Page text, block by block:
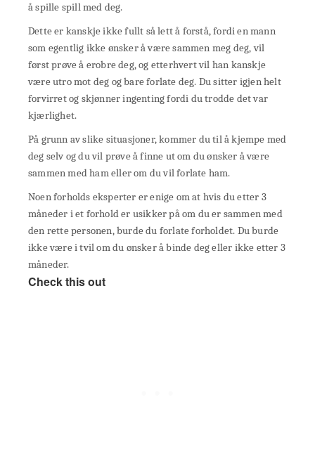
å spille spill med deg.
Dette er kanskje ikke fullt så lett å forstå, fordi en mann
som egentlig ikke ønsker å være sammen meg deg, vil
først prøve å erobre deg, og etterhvert vil han kanskje
være utro mot deg og bare forlate deg. Du sitter igjen helt
forvirret og skjønner ingenting fordi du trodde det var
kjærlighet.
På grunn av slike situasjoner, kommer du til å kjempe med
deg selv og du vil prøve å finne ut om du ønsker å være
sammen med ham eller om du vil forlate ham.
Noen forholds eksperter er enige om at hvis du etter 3
måneder i et forhold er usikker på om du er sammen med
den rette personen, burde du forlate forholdet. Du burde
ikke være i tvil om du ønsker å binde deg eller ikke etter 3
måneder.
Check this out